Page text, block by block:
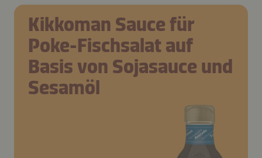
Kikkoman Sauce für
Poke-Fischsalat auf
Basis von Sojasauce und
Sesamöl